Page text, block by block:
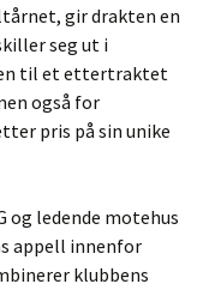
gir drakten en
seg ut i
til et ettertraktet
også for
pris på sin unike
og ledende motehus
appell innenfor
klubbens